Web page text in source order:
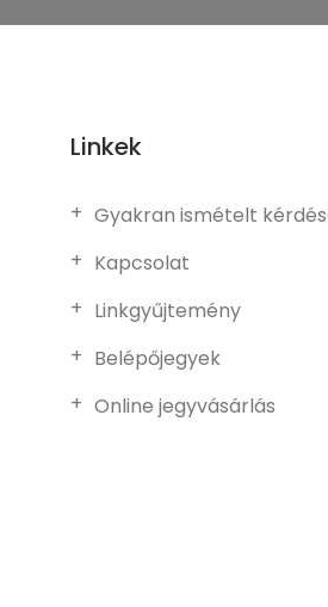
Linkek
Gyakran ismételt
Kapcsolat
Linkgyűjtemény
Belépőjegyek
Online jegyvásárlás